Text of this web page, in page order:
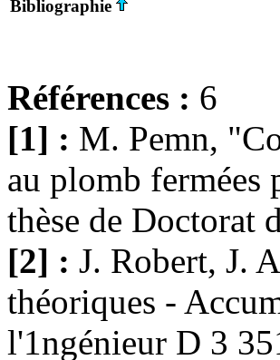
Bibliographie
Références : 6
[1] : M. Pemn,
au plomb
thèse de Doctorat
[2] : J. Robert, J.
théoriques -
l'1ngénieur D 3